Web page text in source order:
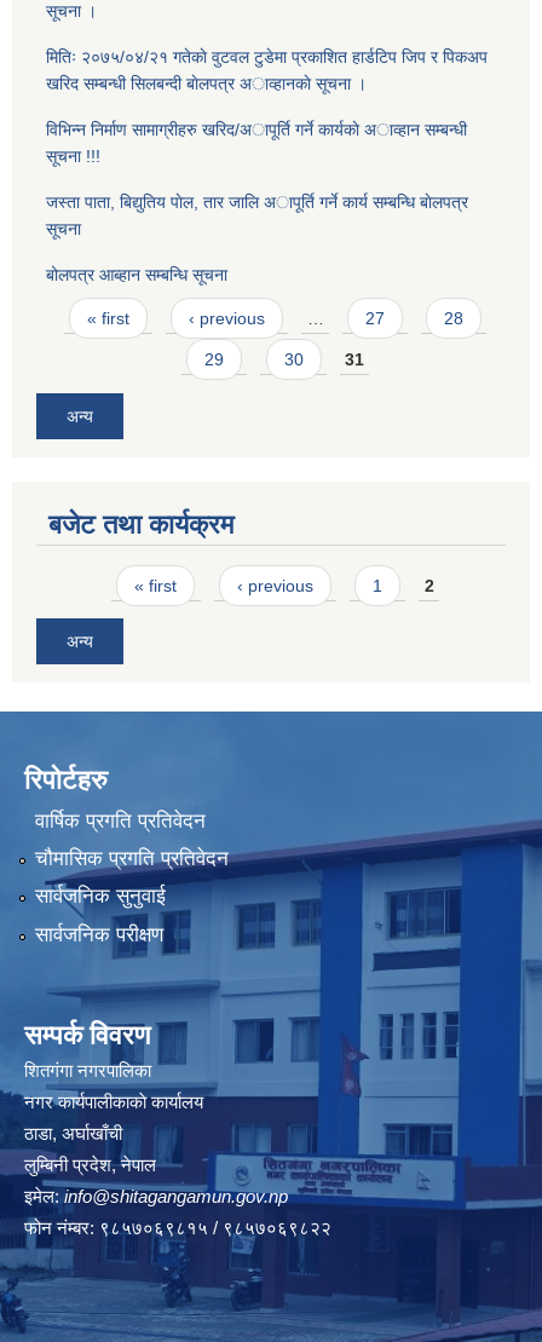
सूचना ।
मितिः २०७५/०४/२१ गतेकाे वुटवल टुडेमा प्रकाशित हार्डटिप जिप र पिकअप
खरिद सम्बन्धी सिलबन्दी बाेलपत्र अाव्हानकाे सूचना ।
विभिन्न निर्माण सामाग्रीहरु खरिद/अापूर्ति गर्ने कार्यकाे अाव्हान सम्बन्धी
सूचना !!!
जस्ता पाता, बिद्युतिय पाेल, तार जालि अापूर्ति गर्ने कार्य सम्बन्धि बाेलपत्र
सूचना
बोलपत्र आब्हान सम्बन्धि सूचना
Pages
« first ‹ previous … 27 28
29 30 31
अन्य
बजेट तथा कार्यक्रम
Pages« first ‹ previous 1 2
अन्य
रिपोर्टहरु
वार्षिक प्रगति प्रतिवेदन
चौमासिक प्रगति प्रतिवेदन
सार्वजनिक सुनुवाई
सार्वजनिक परीक्षण
सम्पर्क विवरण
शितगंगा नगरपालिका
नगर कार्यपालीकाकाे कार्यालय
ठाडा, अर्घाखाँची
लुम्बिनी प्रदेश, नेपाल
इमेल: info@shitagangamun.gov.np
फोन नंम्बर: ९८५७०६९८१५ / ९८५७०६९८२२